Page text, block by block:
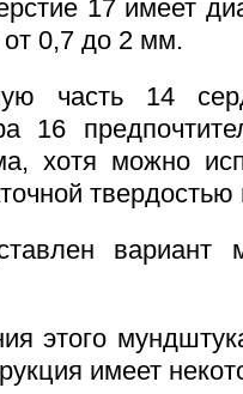
17 имеет
от 0,7 до 2 мм.
часть 14
16
хотя можно
твердостью
вариант
этого
имеет